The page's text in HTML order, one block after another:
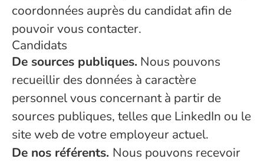
coordonnées auprès du candidat afin de
pouvoir vous contacter.
Candidats
De sources publiques. Nous pouvons
recueillir des données à caractère
personnel vous concernant à partir de
sources publiques, telles que LinkedIn ou le
site web de votre employeur actuel.
De nos référents. Nous pouvons recevoir